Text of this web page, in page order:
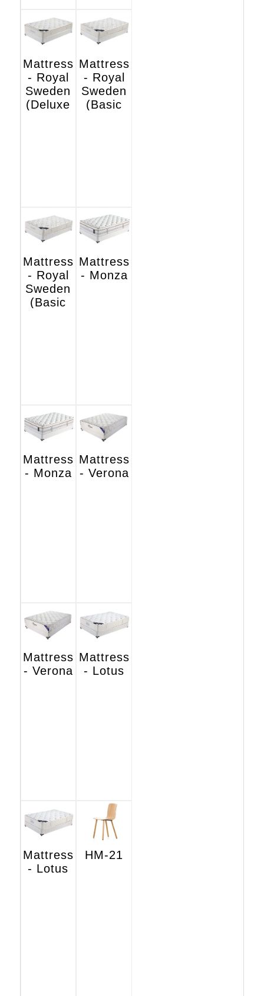
Mattress
- Royal
Sweden
(Deluxe
Mattress
- Royal
Sweden
(Basic
Mattress
- Royal
Sweden
(Basic
Mattress
- Monza
Mattress
- Monza
Mattress
- Verona
Mattress
- Verona
Mattress
- Lotus
Mattress
- Lotus
HM-21